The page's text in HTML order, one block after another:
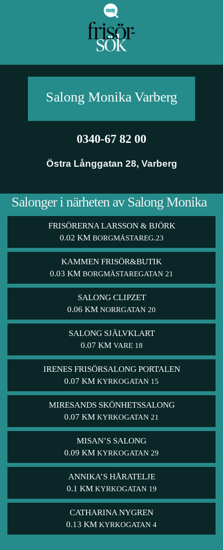
Salong MonikaVarberg
0340-67 82 00
Östra Långgatan 28, Varberg
Salonger i närheten av Salong Monika
FRISÖRERNA LARSSON & BJÖRK
0.02 KM BORGMÄSTAREG.23
KAMMEN FRISÖR&BUTIK
0.03 KM BORGMÄSTAREGATAN 21
SALONG CLIPZET
0.06 KM NORRGATAN 20
SALONG SJÄLVKLART
0.07 KM VARE 18
IRENES FRISÖRSALONG PORTALEN
0.07 KM KYRKOGATAN 15
MIRESANDS SKÖNHETSSALONG
0.07 KM KYRKOGATAN 21
MISAN’S SALONG
0.09 KM KYRKOGATAN 29
ANNIKA’S HÅRATELJE
0.1 KM KYRKOGATAN 19
CATHARINA NYGREN
0.13 KM KYRKOGATAN 4